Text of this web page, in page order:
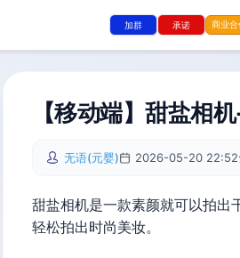
加群 承诺 商业合
【移动端】甜盐相
无语(元婴) 2026-05-20 22:52
甜盐相机是一款素颜就可以拍出
轻松拍出时尚美妆。